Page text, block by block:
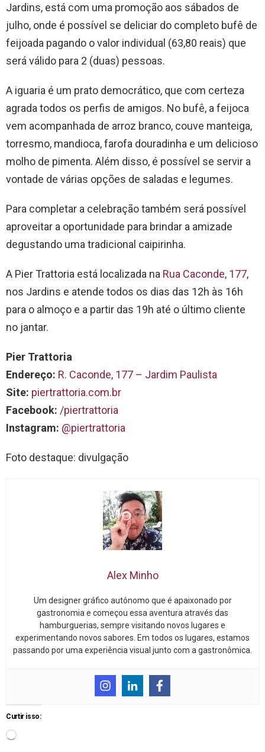
Jardins, está com uma promoção aos sábados de
julho, onde é possível se deliciar do completo bufê de
feijoada pagando o valor individual (63,80 reais) que
será válido para 2 (duas) pessoas.
A iguaria é um prato democrático, que com certeza
agrada todos os perfis de amigos. No bufê, a feijoca
vem acompanhada de arroz branco, couve manteiga,
torresmo, mandioca, farofa douradinha e um delicioso
molho de pimenta. Além disso, é possível se servir a
vontade de várias opções de saladas e legumes.
Para completar a celebração também será possível
aproveitar a oportunidade para brindar a amizade
degustando uma tradicional caipirinha.
A Pier Trattoria está localizada na Rua Caconde, 177,
nos Jardins e atende todos os dias das 12h às 16h
para o almoço e a partir das 19h até o último cliente
no jantar.
Pier Trattoria
Endereço: R. Caconde, 177 – Jardim Paulista
Site: piertrattoria.com.br
Facebook: /piertrattoria
Instagram: @piertrattoria
Foto destaque: divulgação
Alex Minho
Um designer gráfico autônomo que é apaixonado por
gastronomia e começou essa aventura através das
hamburguerias, sempre visitando novos lugares e
experimentando novos sabores. Em todos os lugares, estamos
passando por uma experiência visual junto com a gastronômica.
Curtir isso: